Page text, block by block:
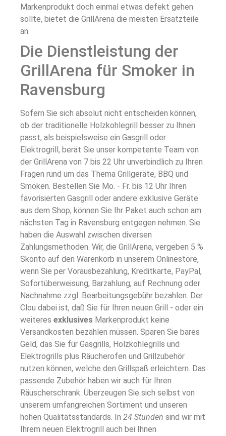
Markenprodukt doch einmal etwas defekt gehen
sollte, bietet die GrillArena die meisten Ersatzteile
an.
Die Dienstleistung der
GrillArena für Smoker in
Ravensburg
Sofern Sie sich absolut nicht entscheiden können,
ob der traditionelle Holzkohlegrill besser zu Ihnen
passt, als beispielsweise ein Gasgrill oder
Elektrogrill, berät Sie unser kompetente Team von
der GrillArena von 7 bis 22 Uhr unverbindlich zu Ihren
Fragen rund um das Thema Grillgeräte, BBQ und
Smoken. Bestellen Sie Mo. - Fr. bis 12 Uhr Ihren
favorisierten Gasgrill oder andere exklusive Geräte
aus dem Shop, können Sie Ihr Paket auch schon am
nächsten Tag in Ravensburg entgegen nehmen. Sie
haben die Auswahl zwischen diversen
Zahlungsmethoden. Wir, die GrillArena, vergeben 5 %
Skonto auf den Warenkorb in unserem Onlinestore,
wenn Sie per Vorausbezahlung, Kreditkarte, PayPal,
Sofortüberweisung, Barzahlung, auf Rechnung oder
Nachnahme zzgl. Bearbeitungsgebühr bezahlen. Der
Clou dabei ist, daß Sie für Ihren neuen Grill - oder ein
weiteres exklusives Markenprodukt keine
Versandkosten bezahlen müssen. Sparen Sie bares
Geld, das Sie für Gasgrills, Holzkohlegrills und
Elektrogrills plus Räucherofen und Grillzubehör
nutzen können, welche den Grillspaß erleichtern. Das
passende Zubehör haben wir auch für Ihren
Räuscherschrank. Überzeugen Sie sich selbst von
unserem umfangreichen Sortiment und unseren
hohen Qualitätsstandards. In 24 Stunden sind wir mit
Ihrem neuen Elektrogrill auch bei Ihnen